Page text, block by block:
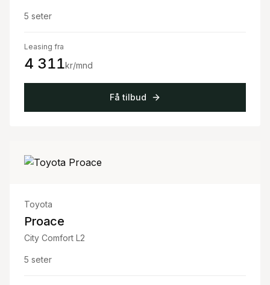
5 seter
Leasing fra
4 311kr/mnd
Få tilbud
Toyota
Proace
City Comfort L2
5 seter